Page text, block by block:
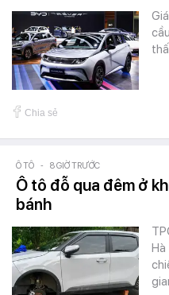
Chia sẻ
Ô TÔ - 8 GIỜ TRƯỚC
Ô tô đỗ qua đêm ở
bánh